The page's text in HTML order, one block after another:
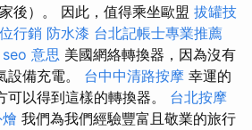
後）。 因此，值得乘坐歐盟 拔罐技
行銷 防水漆 台北記帳士專業推薦
seo 意思 美國網絡轉換器，因為沒有
設備充電。 台中中清路按摩 幸運的
可以得到這樣的轉換器。 台北按摩
我們為我們經驗豐富且敬業的旅行